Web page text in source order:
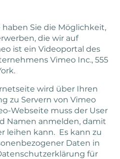
Sie die Möglichkeit,
die wir auf
ist ein Videoportal des
Vimeo Inc., 555
wird über Ihren
zu Servern von Vimeo
Webseite muss der User
Namen anmelden, damit
leihen kann. Es kann zu
Daten in
für